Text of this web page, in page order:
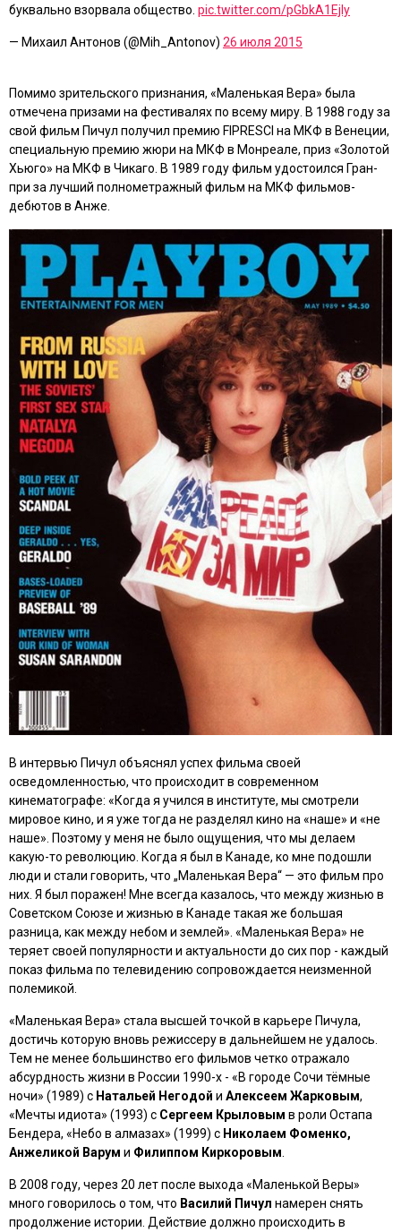
буквально взорвала общество. pic.twitter.com/pGbkA1Ejly
— Михаил Антонов (@Mih_Antonov) 26 июля 2015
Помимо зрительского признания, «Маленькая Вера» была
отмечена призами на фестивалях по всему миру. В 1988 году за
свой фильм Пичул получил премию FIPRESCI на МКФ в Венеции,
специальную премию жюри на МКФ в Монреале, приз «Золотой
Хьюго» на МКФ в Чикаго. В 1989 году фильм удостоился Гран-
при за лучший полнометражный фильм на МКФ фильмов-
дебютов в Анже.
В интервью Пичул объяснял успех фильма своей
осведомленностью, что происходит в современном
кинематографе: «Когда я учился в институте, мы смотрели
мировое кино, и я уже тогда не разделял кино на «наше» и «не
наше». Поэтому у меня не было ощущения, что мы делаем
какую-то революцию. Когда я был в Канаде, ко мне подошли
люди и стали говорить, что „Маленькая Вера“ — это фильм про
них. Я был поражен! Мне всегда казалось, что между жизнью в
Советском Союзе и жизнью в Канаде такая же большая
разница, как между небом и землей». «Маленькая Вера» не
теряет своей популярности и актуальности до сих пор - каждый
показ фильма по телевидению сопровождается неизменной
полемикой.
«Маленькая Вера» стала высшей точкой в карьере Пичула,
достичь которую вновь режиссеру в дальнейшем не удалось.
Тем не менее большинство его фильмов четко отражало
абсурдность жизни в России 1990-х - «В городе Сочи тёмные
ночи» (1989) с Натальей Негодой и Алексеем Жарковым,
«Мечты идиота» (1993) с Сергеем Крыловым в роли Остапа
Бендера, «Небо в алмазах» (1999) с Николаем Фоменко,
Анжеликой Варум и Филиппом Киркоровым
В 2008 году, через 20 лет после выхода «Маленькой Веры»
много говорилось о том, что Василий Пичул намерен снять
продолжение истории. Действие должно происходить в